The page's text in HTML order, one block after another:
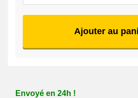
Ajouter au
Envoyé en 24h !